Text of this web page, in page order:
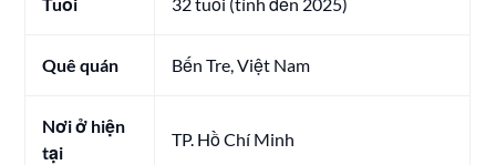
Quê quán Bến Tre, Việt Nam
Nơi ở hiện
tại
TP. Hồ Chí Minh